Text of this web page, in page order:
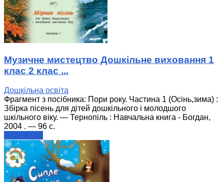
Музичне мистецтво Дошкільне виховання 1
клас 2 клас ...
Дошкільна освіта
Фрагмент з посібника: Пори року. Частина 1 (Осінь,зима) :
Збірка пісень для дітей дошкільного і молодшого
шкільного віку. — Тернопіль : Навчальна книга - Богдан,
2004 . — 96 с.